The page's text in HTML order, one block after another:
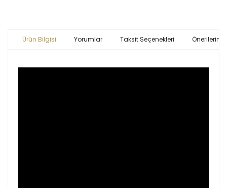
Ürün Bilgisi Yorumlar Taksit Seçenekleri Önerileriniz